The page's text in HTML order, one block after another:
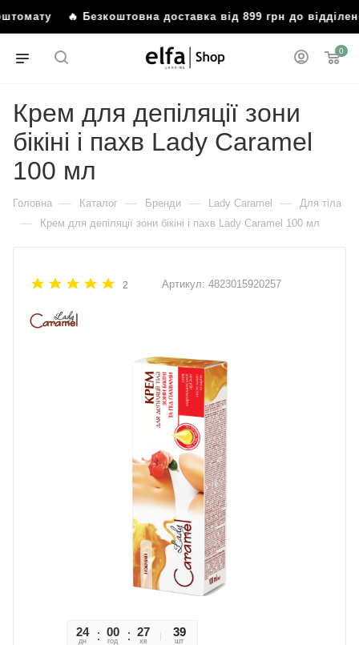
🔥 Безкоштовна доставка від 899 грн до відділення
0
Крем для депіляції зони
бікіні і пахв Lady Caramel
100 мл
Головна — Каталог — Бренди — Lady Caramel — Для тіла
— Крем для депіляції зони бікіні і пахв Lady Caramel 100 мл
2 Артикул: 4823015920257
24
дн
00
год
27
хв
44
сек
39
шт